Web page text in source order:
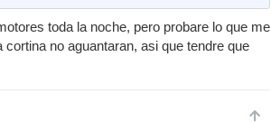
toda la noche, pero probare lo que me
no aguantaran, asi que tendre que